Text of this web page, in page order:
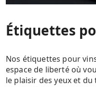
Étiquettes
Nos étiquettes pour
espace de liberté où
le plaisir des yeux et